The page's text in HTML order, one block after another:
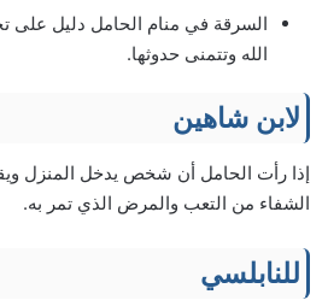
السرقة في منام الحامل دليل على
الله وتتمنى حدوثها.
لابن شاهين
إذا رأت الحامل أن شخص يدخل المنزل
الشفاء من التعب والمرض الذي تمر به.
للنابلسي